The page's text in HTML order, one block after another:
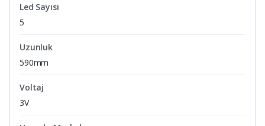
Led Sayısı
5
Uzunluk
590mm
Voltaj
3V